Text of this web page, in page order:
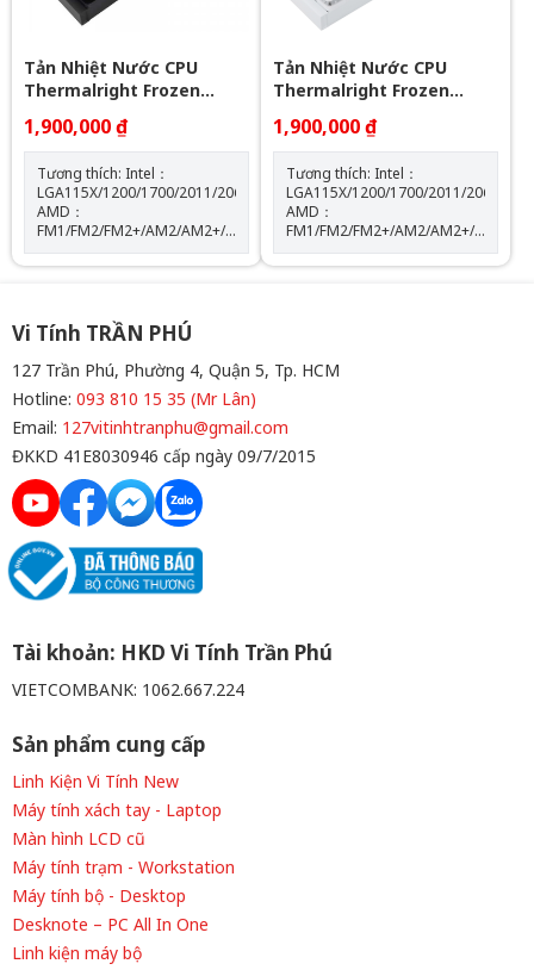
Tản Nhiệt Nước CPU
Thermalright Frozen
Notte 360 BLACK ARGB
1,900,000 ₫
Tương thích: Intel：
LGA115X/1200/1700/2011/2066
AMD：
FM1/FM2/FM2+/AM2/AM2+/AM3/AM3+/AM4/AM5
Kích thước máy bơm: W72
mm x D72 mm x H54 mm Tốc
Độ ồn của máy bơm: 28 dBA
Màu sắc: BLACK
Tản Nhiệt Nước CPU
Thermalright Frozen
Notte 360 WHITE ARGB
1,900,000 ₫
Tương thích: Intel：
LGA115X/1200/1700/2011/2066
AMD：
FM1/FM2/FM2+/AM2/AM2+/AM3/
Kích thước máy bơm: W72
mm x D72 mm x H54 mm Tốc
Vi Tính TRẦN PHÚ
127 Trần Phú, Phường 4, Quận 5, Tp. HCM
Hotline: 093 810 15 35 (Mr Lân)
Email: 127vitinhtranphu@gmail.com
ĐKKD 41E8030946 cấp ngày 09/7/2015
Tài khoản: HKD Vi Tính Trần Phú
VIETCOMBANK: 1062.667.224
Sản phẩm cung cấp
Linh Kiện Vi Tính New
Máy tính xách tay - Laptop
Màn hình LCD cũ
Máy tính trạm - Workstation
Máy tính bộ - Desktop
Desknote – PC All In One
Linh kiện máy bộ